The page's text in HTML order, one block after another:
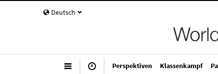
Deutsch
Perspektiven Klassenkampf